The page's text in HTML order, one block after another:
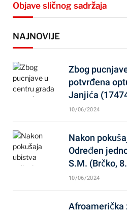
Objave sličnog sadržaja
NAJNOVIJE
Zbog
potvrđena
Janjića
10/06/2024
Nakon
Određen
S.M. (Brčko,
10/06/2024
Afroamerička